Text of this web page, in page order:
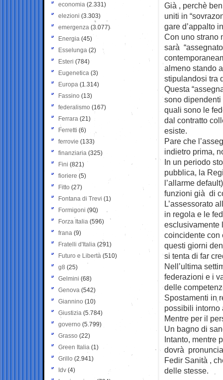
Già , perchè
uniti in
gare d’appalto
Con uno strano
sarà
almeno stando
stipulandosi tra
Questa
sono
quali sono le
dal contratto
esiste.
Pare che
indietro prima,
In un periodo
pubblica, la
l’allarme
funzioni già di
L’assessorato
in regola e le
esclusivamente
coincidente con
questi giorni
si tenta di far
Nell’ultima
federazioni e i
delle
Spostamenti in
possibili intorno
Mentre per il
Un bagno di
Intanto, mentre
dovrà
Fedir Sanità ,
delle stesse.
economia (2.331)
elezioni (3.303)
emergenza (3.077)
Energia (45)
Esselunga (2)
Esteri (784)
Eugenetica (3)
Europa (1.314)
Fassino (13)
federalismo (167)
Ferrara (21)
Ferretti (6)
ferrovie (133)
finanziaria (325)
Fini (821)
fioriere (5)
Fitto (27)
Fontana di Trevi (1)
Formigoni (90)
Forza Italia (596)
frana (9)
Fratelli d'Italia (291)
Futuro e Libertà (510)
g8 (25)
Gelmini (68)
Genova (542)
Giannino (10)
Giustizia (5.784)
governo (5.799)
Grasso (22)
Green Italia (1)
Grillo (2.941)
Idv (4)